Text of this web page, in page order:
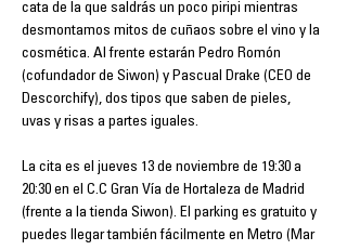
cata de la que saldrás un poco piripi mientras
desmontamos mitos de cuñaos sobre el vino y la
cosmética. Al frente estarán Pedro Romón
(cofundador de Siwon) y Pascual Drake (CEO de
Descorchify), dos tipos que saben de pieles,
uvas y risas a partes iguales.
La cita es el jueves 13 de noviembre de 19:30 a
20:30 en el C.C Gran Vía de Hortaleza de Madrid
(frente a la tienda Siwon). El parking es gratuito y
puedes llegar también fácilmente en Metro (Mar